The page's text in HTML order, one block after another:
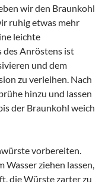
wir den Braunkohl
ruhig etwas mehr
leichte
des Anröstens ist
und dem
zu verleihen. Nach
hinzu und lassen
der Braunkohl weich
vorbereiten.
ziehen lassen,
die Würste zarter zu